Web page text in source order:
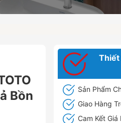
Bồn
Thiết
Sản Phẩm
Giao Hàng
Cam Kết